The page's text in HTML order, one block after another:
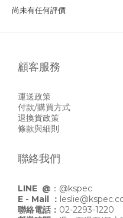
尚未有任何評價
顧客服務
運送政策
付款/購買方式
退換貨政策
條款與細則
聯絡我們
LINE @ ： @kspec
E - Mail ：
聯絡電話： 02-2293-1220